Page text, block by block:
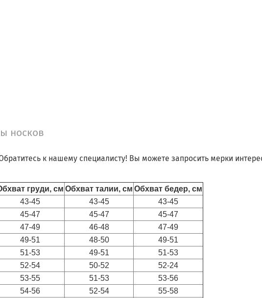
носков
к нашему специалисту! Вы можете запросить мерки
груди, см Обхват талии, см Обхват бедер, см
43-45 43-45
43-45
45-47 45-47
45-47
47-49 46-48
47-49
49-51 48-50
49-51
51-53 49-51
51-53
52-54 50-52
52-24
53-55 51-53
53-56
54-56 52-54
55-58